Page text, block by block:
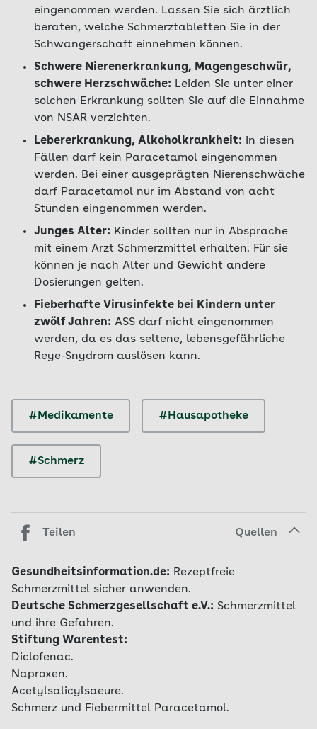
eingenommen werden. Lassen Sie sich ärztlich
beraten, welche Schmerztabletten Sie in der
Schwangerschaft einnehmen können.
Schwere Nierenerkrankung, Magengeschwür,
schwere Herzschwäche: Leiden Sie unter einer
solchen Erkrankung sollten Sie auf die Einnahme
von NSAR verzichten.
Lebererkrankung, Alkoholkrankheit: In diesen
Fällen darf kein Paracetamol eingenommen
werden. Bei einer ausgeprägten Nierenschwäche
darf Paracetamol nur im Abstand von acht
Stunden eingenommen werden.
Junges Alter: Kinder sollten nur in Absprache
mit einem Arzt Schmerzmittel erhalten. Für sie
können je nach Alter und Gewicht andere
Dosierungen gelten.
Fieberhafte Virusinfekte bei Kindern unter
zwölf Jahren: ASS darf nicht eingenommen
werden, da es das seltene, lebensgefährliche
Reye-Snydrom auslösen kann.
#Medikamente #Hausapotheke
#Schmerz
Teilen Quellen
Gesundheitsinformation.de: Rezeptfreie
Schmerzmittel sicher anwenden.
Deutsche Schmerzgesellschaft e.V.: Schmerzmittel
und ihre Gefahren.
Stiftung Warentest:
Diclofenac.
Naproxen.
Acetylsalicylsaeure.
Schmerz und Fiebermittel Paracetamol.